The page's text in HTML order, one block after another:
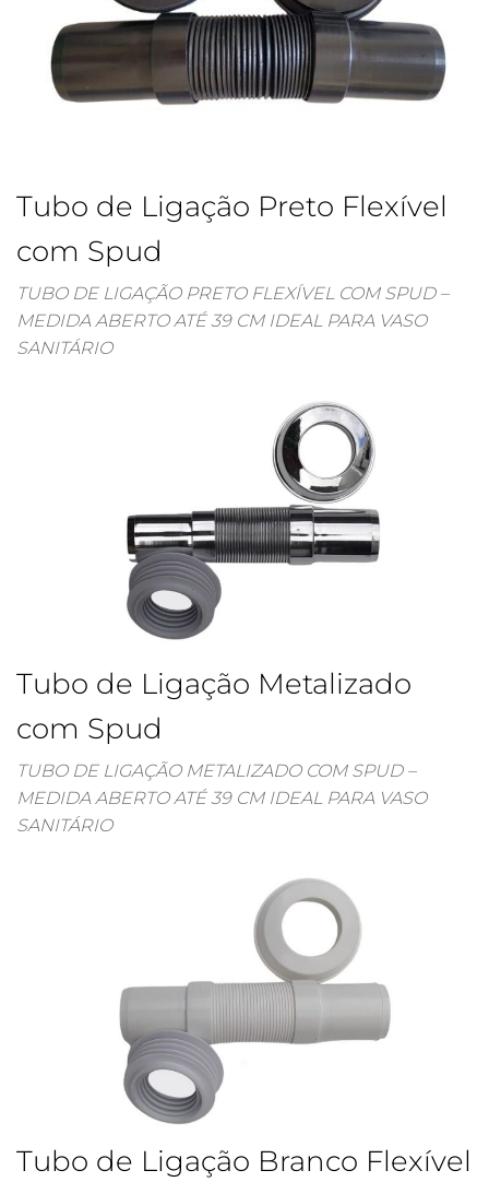
Tubo de Ligação Preto Flexível
com Spud
TUBO DE LIGAÇÃO PRETO FLEXÍVEL COM SPUD –
MEDIDA ABERTO ATÉ 39 CM IDEAL PARA VASO
SANITÁRIO
Tubo de Ligação Metalizado
com Spud
TUBO DE LIGAÇÃO METALIZADO COM SPUD –
MEDIDA ABERTO ATÉ 39 CM IDEAL PARA VASO
SANITÁRIO
Tubo de Ligação Branco Flexível